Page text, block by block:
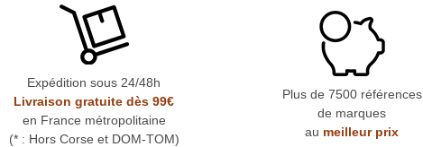
Expédition sous 24/48h
Livraison gratuite dès 99€
en France métropolitaine
(* : Hors Corse et DOM-TOM)
Plus de 7500 références
de marques
au meilleur prix